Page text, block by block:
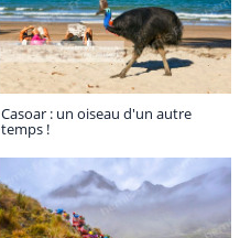
Casoar : un oiseau d'un autre
temps !